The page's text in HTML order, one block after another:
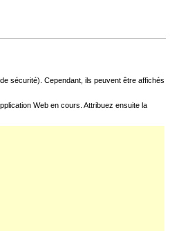
sécurité). Cependant, ils peuvent être affichés
Web en cours. Attribuez ensuite la